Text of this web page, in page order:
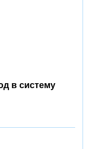
в систему